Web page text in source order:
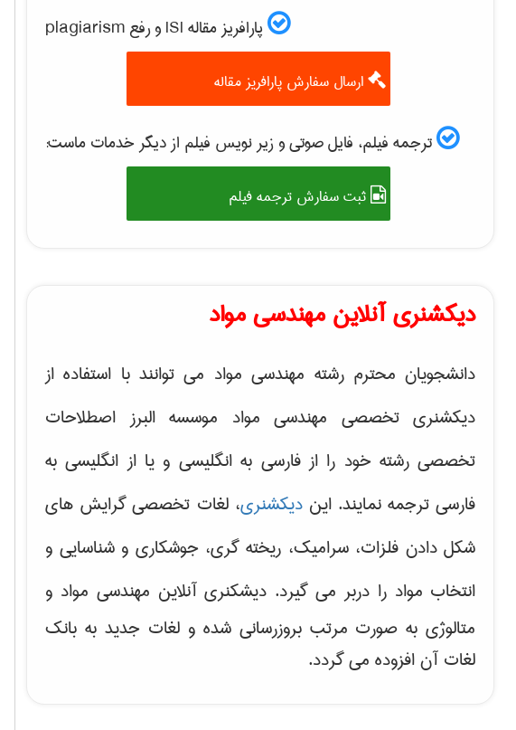
پارافریز مقاله ISI و رفع plagiarism
ارسال سفارش پارافریز مقاله
ترجمه فیلم، فایل صوتی و زیر نویس فیلم از دیگر خدمات ماست:
ثبت سفارش ترجمه فیلم
دیکشنری آنلاین مهندسی مواد
دانشجویان محترم رشته مهندسی مواد می توانند با استفاده از
دیکشنری تخصصی مهندسی مواد موسسه البرز اصطلاحات
تخصصی رشته خود را از فارسی به انگلیسی و یا از انگلیسی به
فارسی ترجمه نمایند. ایندیکشنری، لغات تخصصی گرایش های
شکل دادن فلزات، سرامیک، ریخته گری، جوشکاری و شناسایی و
انتخاب مواد را دربر می گیرد. دیشکنری آنلاین مهندسی مواد و
متالوژی به صورت مرتب بروزرسانی شده و لغات جدید به بانک
لغات آن افزوده می گردد.